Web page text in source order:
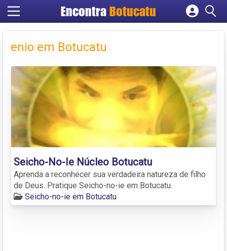
EncontraBotucatu
Cadastrar empresa
Criar conta
enio em Botucatu
Seicho-No-Ie Núcleo Botucatu
Aprenda a reconhecer sua verdadeira natureza de filho
de Deus. Pratique Seicho-no-ie em Botucatu.
Seicho-no-ie em Botucatu